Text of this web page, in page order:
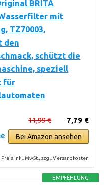
BRITA
mit
TZ70003,
den
schützt die
speziell
für
7,79 €
11,99 €
Bei Amazon ansehen
Preis inkl. MwSt., zzgl. Versandkosten
EMPFEHLUNG